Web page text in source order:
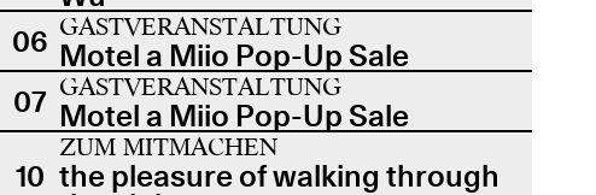
06 GASTVERANSTALTUNG
Motel a Miio Pop-Up Sale
07 GASTVERANSTALTUNG
Motel a Miio Pop-Up Sale
10
ZUM MITMACHEN
the pleasure of walking through